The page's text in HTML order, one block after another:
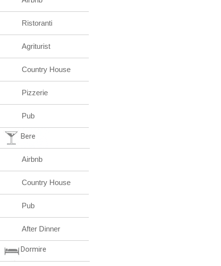
Ristoranti
Agriturist
Country House
Pizzerie
Pub
Bere
Airbnb
Country House
Pub
After Dinner
Dormire